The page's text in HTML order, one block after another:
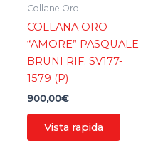
Collane Oro
COLLANA ORO
“AMORE” PASQUALE
BRUNI RIF. SV177-
1579 (P)
900,00€
Vista rapida